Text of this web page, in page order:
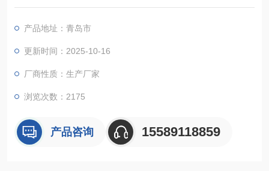
仪器更广，能准确测定粉体、块状固体、浆状物质、泡沫等多种
校、研究机构、企业的材料分析检测实验室，为食品安全、新能
源、新材料、环保 、矿产等行业的材料检测提供重要的科学依
产品地址：青岛市
更新时间：2025-10-16
厂商性质：生产厂家
浏览次数：2175
产品咨询 15589118859